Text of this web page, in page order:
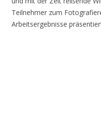
Teilnehmer zum
Arbeitsergebnisse